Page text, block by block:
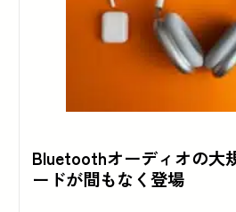
Bluetoothオーディオの大
ードが間もなく登場